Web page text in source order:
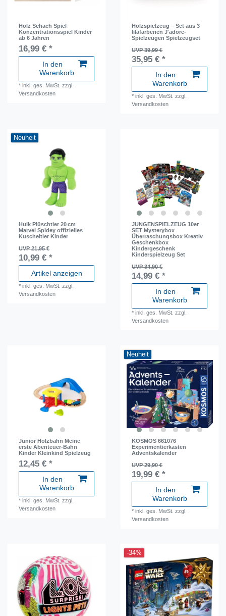
Holz Schach Spiel
Konzentrationsspiel Kinder
ab 6 Jahren
16,99 € *
In den
Warenkorb
*inkl. ges. MwSt. zzgl.
Versandkosten
Holzspielzeug – Set aus 3
lilafarbenen J'adore-
Spielzeugen Spielzeugset
UVP 39,99 €
35,95 € *
In den
Warenkorb
*inkl. ges. MwSt. zzgl.
Versandkosten
Neuheit
Hulk Plüschtier 20 cm
Marvel Spidey offizielles
Kuscheltier Kinder
UVP 21,95 €
10,99 € *
Artikel anzeigen
*inkl. ges. MwSt. zzgl.
Versandkosten
JUNGENSPIELZEUG 10er
SET Mysterybox
Überraschungsbox Kreativ
Geschenkbox
Kindergeschenk
Kinderspielzeug Set
UVP 34,90 €
14,99 € *
In den
Warenkorb
*inkl. ges. MwSt. zzgl.
Versandkosten
Junior Holzbahn Meine
erste Abenteuer-Bahn
Kinder Kleinkind Spielzeug
12,45 € *
In den
Warenkorb
*inkl. ges. MwSt. zzgl.
Versandkosten
Neuheit
KOSMOS 661076
Experimentierkasten
Adventskalender
UVP 29,90 €
19,99 € *
In den
Warenkorb
*inkl. ges. MwSt. zzgl.
Versandkosten
-34%